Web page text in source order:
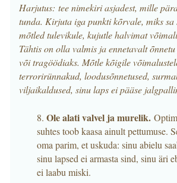
Harjutus: tee nimekiri asjadest, mille
tunda. Kirjuta iga punkti kõrvale, miks sa
mõtled tulevikule, kujutle halvimat
Tähtis on olla valmis ja ennetavalt
või tragöödiaks. Mõtle kõigile
terrorirünnakud, loodusõnnetused,
viljaikaldused, sinu laps ei pääse
8. Ole alati valvel ja murelik.
suhtes toob kaasa ainult pettumuse.
oma parim, et uskuda: sinu abielu
sinu lapsed ei armasta sind, sinu äri
ei laabu miski.